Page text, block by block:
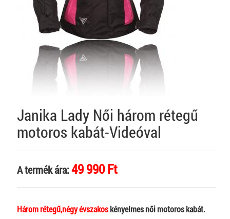
Janika Lady Női három rétegű
motoros kabát-Videóval
A termék ára:49 990 Ft
Három rétegű,négy évszakoskényelmes női motoros kabát.